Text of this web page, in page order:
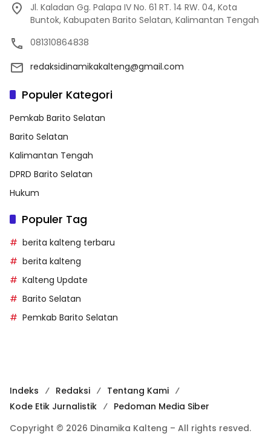
Jl. Kaladan Gg. Palapa IV No. 61 RT. 14 RW. 04, Kota
Buntok, Kabupaten Barito Selatan, Kalimantan Tengah
081310864838
redaksidinamikakalteng@gmail.com
Populer Kategori
Pemkab Barito Selatan
Barito Selatan
Kalimantan Tengah
DPRD Barito Selatan
Hukum
Populer Tag
berita kalteng terbaru
berita kalteng
Kalteng Update
Barito Selatan
Pemkab Barito Selatan
Indeks Redaksi
Tentang Kami
Kode Etik Jurnalistik
Pedoman Media Siber
Copyright © 2026 Dinamika Kalteng – All rights resved.